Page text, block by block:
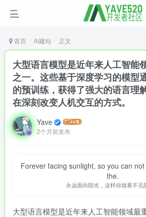
首页 AI建站 正文
大型语言模型是近年来人工智能
之一。这些基于深度学习的模型
的预训练，获得了强大的语言理
在深刻改变人机交互的方式。
Yave
2个月前发布
Forever facing sunlight, so you can
the.
永远面向阳光，这样你就看不见
大型语言模型是近年来人工智能领域最